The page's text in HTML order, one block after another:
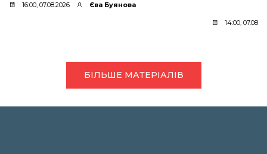
16:00, 07.08.2026 Єва Буянова
14:00,
БІЛЬШЕ МАТЕРІАЛІВ